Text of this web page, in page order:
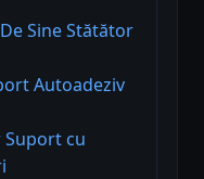
Sine Stătător
Autoadeziv
Suport cu